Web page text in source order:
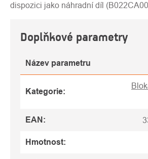
dispozici jako náhradní díl
Doplňkové parametry
Název parametru
Kategorie:
EAN :
Hmotnost: